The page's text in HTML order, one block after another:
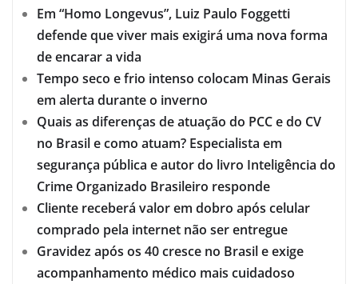
Em “Homo Longevus”, Luiz Paulo Foggetti
defende que viver mais exigirá uma nova forma
de encarar a vida
Tempo seco e frio intenso colocam Minas Gerais
em alerta durante o inverno
Quais as diferenças de atuação do PCC e do CV
no Brasil e como atuam? Especialista em
segurança pública e autor do livro Inteligência do
Crime Organizado Brasileiro responde
Cliente receberá valor em dobro após celular
comprado pela internet não ser entregue
Gravidez após os 40 cresce no Brasil e exige
acompanhamento médico mais cuidadoso